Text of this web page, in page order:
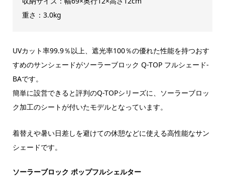
重さ：3.0kg
UVカット率99.9％以上、遮光率100％の優れた性能を持つおす
すめのサンシェードがソーラーブロック Q-TOP フルシェード-
BAです。
簡単に設営できると評判のQ-TOPシリーズに、ソーラーブロッ
ク加工のシートが付いたモデルとなっています。
着替えや暑い日差しを避けての休憩などに使える高性能なサン
シェードです。
ソーラーブロック ポップフルシェルター